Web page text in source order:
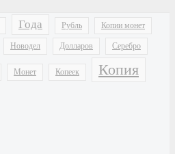
Года Рубль Копии монет
Новодел Долларов Серебро
Монет Копеек Копия